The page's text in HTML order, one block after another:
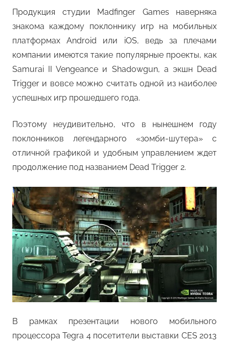
Продукция студии Madfinger Games наверняка
знакома каждому поклоннику игр на мобильных
платформах Android или iOS, ведь за плечами
компании имеются такие популярные проекты, как
Samurai II Vengeance и Shadowgun, а экшн Dead
Trigger и вовсе можно считать одной из наиболее
успешных игр прошедшего года.
Поэтому неудивительно, что в нынешнем году
поклонников легендарного «зомби-шутера» с
отличной графикой и удобным управлением ждет
продолжение под названием Dead Trigger 2.
В рамках презентации нового мобильного
процессора Tegra 4 посетители выставки CES 2013